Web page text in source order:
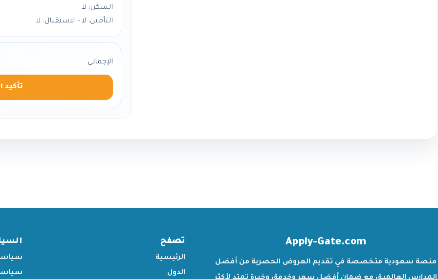
السكن: لا
التأمين: لا - الاستقبال: لا
الإجمالي
تأكيد
Apply-Gate.com
منصة سعودية متخصصة في تقديم العروض الحصرية من أفضل
تصفح
الرئيسية
الدول